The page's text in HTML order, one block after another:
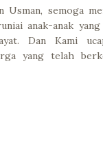
Usman, semoga
anak-anak
Dan Kami
yang telah